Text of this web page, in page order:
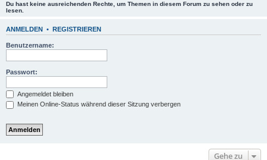
Du hast keine ausreichenden Rechte, um Themen in diesem Forum zu sehen oder zu
lesen.
ANMELDEN • REGISTRIEREN
Benutzername:
Passwort:
Angemeldet bleiben
Meinen Online-Status während dieser Sitzung verbergen
Gehe zu